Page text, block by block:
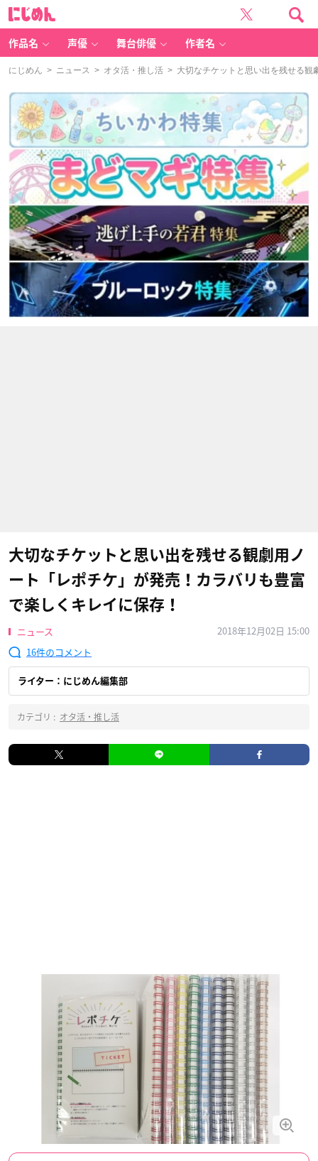
作品名 声優 舞台俳優 作者名
にじめん > ニュース > オタ活・推し活 > 大切なチケットと思い出を残せる観
大切なチケットと思い出を残せる観劇用ノ
ート「レポチケ」が発売！カラバリも豊富
で楽しくキレイに保存！
ニュース
2018年12月02日 15:00
16
ライター：にじめん編集部
カテゴリ : オタ活・推し活